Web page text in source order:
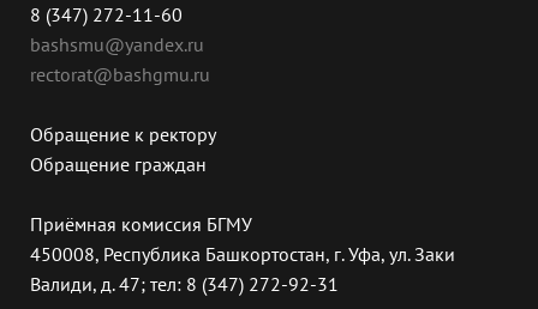
8 (347) 272-11-60
bashsmu@yandex.ru
rectorat@bashgmu.ru
Обращение к ректору
Обращение граждан
Приёмная комиссия БГМУ
450008, Республика Башкортостан, г. Уфа, ул. Заки
Валиди, д. 47; тел: 8 (347) 272-92-31